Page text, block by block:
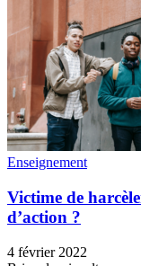
Enseignement
Victime de
d’action ?
4 février 2022